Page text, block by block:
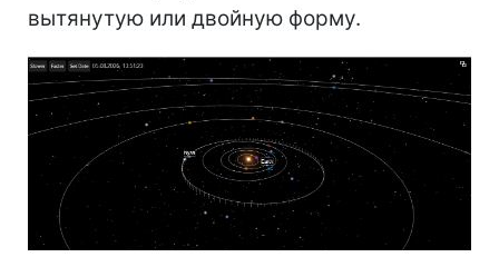
вытянутую или двойную форму.